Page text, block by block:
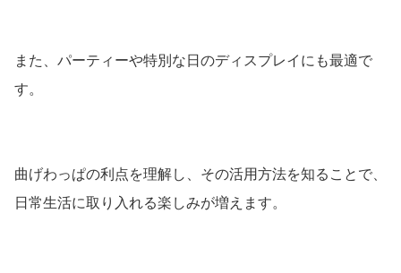
また、パーティーや特別な日のディスプレイにも最適で
す。
曲げわっぱの利点を理解し、その活用方法を知ることで、
日常生活に取り入れる楽しみが増えます。